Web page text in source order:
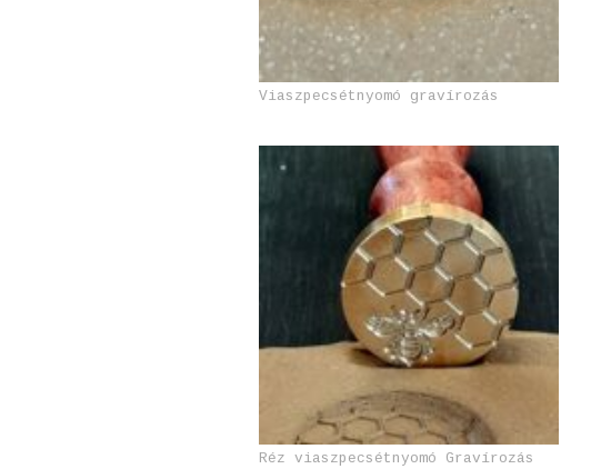
Viaszpecsétnyomó gravírozás
Réz viaszpecsétnyomó Gravírozás